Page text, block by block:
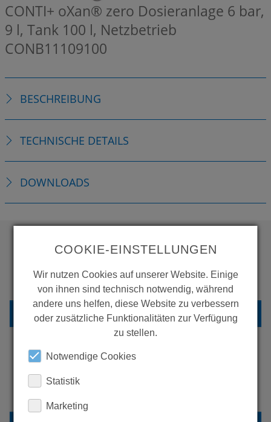
CONTI+ oXan® zero Dosieranlage 6 bar,
9 l, Tank 100 l, Netzbetrieb
CONB11109100
BESCHREIBUNG
TECHNISCHE DETAILS
DOWNLOADS
PRODUKTE SEHEN?
ZURÜCK ZUR ÜBERSICHT
ERFAHREN SIE MEHR ÜBER
COOKIE-EINSTELLUNGEN
Wir nutzen Cookies auf unserer Website. Einige
von ihnen sind technisch notwendig, während
andere uns helfen, diese Website zu verbessern
oder zusätzliche Funktionalitäten zur Verfügung
zu stellen.
Notwendige Cookies
Statistik
Marketing